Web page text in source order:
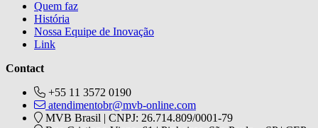
Quem faz
História
Nossa Equipe de Inovação
Link
Contact
+55 11 3572 0190
atendimentobr@mvb-online.com
MVB Brasil | CNPJ: 26.714.809/0001-79